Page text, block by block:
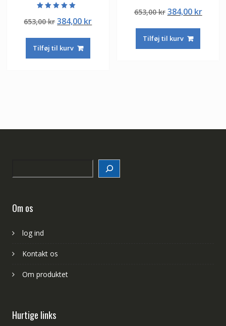
5.00
ud af 5
653,00krDen
pris
var:
384,00 krDen
Tilføj til kurv
5.00
ud af 5
653,00kr Den
pris
var:
384,00 krDen
Tilføj til kurv
Om os
log ind
Kontakt os
Om produktet
Hurtige links